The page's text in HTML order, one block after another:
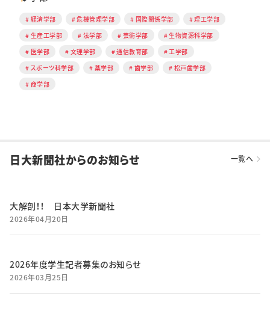
経済学部 危機管理学部 国際関係学部
理工学部
生産工学部
法学部 芸術学部
生物資源科学部
医学部
文理学部 通信教育部
工学部
スポーツ科学部
薬学部 歯学部
松戸歯学部
商学部
日大新聞社からのお知らせ 一覧へ
大解剖！！ 日本大学新聞社
2026年04月20日
2026年度学生記者募集のお知らせ
2026年03月25日